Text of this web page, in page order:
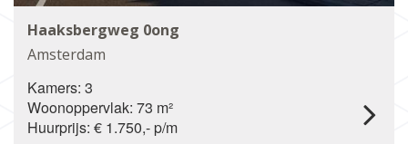
Haaksbergweg 0ong
Amsterdam
Kamers: 3
Woonoppervlak: 73 m²
Huurprijs: € 1.750,- p/m